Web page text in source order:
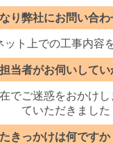
り弊社にお問い合わ
ット上での工事内容
当者がお伺いしてい
でご迷惑をおかけ
ていただきました
きっかけは何です